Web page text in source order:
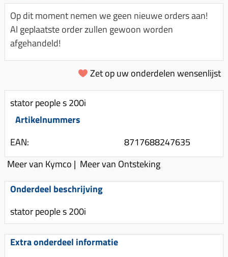
Spanningsregelaar
Toerenbegrenzer
Remlichtschakelaar
Luchtfilter (delen)
Luchtfilter deksel
Motor blokken
Membraan (delen)
Pakking (sets)
Vlotterbak pakking
Powerfilter
Schakel (delen)
Spruitstuk (delen)
Uitlaten compleet
Uitlaat bocht
Km teller kabel
Kickstart deksel
Kickstart ronsel
Schokbrekers
Spiegels
Stuur (delen)
Remblokken
Rem (delen)
Remhevels
Remsegmenten
Kinderzitje (scooter)
Olie-onderhoudsmiddelen
Oppakbeugel
Scooterhoezen
Scooter Kleding
Stickers
Stuurslot
Regenkleding
Vespa accessoires
Voordragers
Op dit moment nemen we geen nieuwe orders aan!
Al geplaatste order zullen gewoon worden
afgehandeld!
Zet op uw onderdelen wensenlijst
stator people s 200i
Artikelnummers
EAN:
8717688247635
Meer van Kymco | Meer van Ontsteking
Onderdeel beschrijving
stator people s 200i
Extra onderdeel informatie